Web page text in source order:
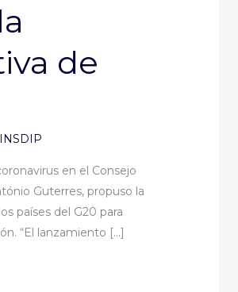
de
INSDIP
en el Consejo
Guterres, propuso la
países del G20 para
“El lanzamiento […]